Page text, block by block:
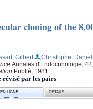
cloning of the
Gilbert ;Christophe, Daniel
Annales d'Endocrinologie,
Publié, 1981
révisé par les pairs
LIGNE DÉTAILS